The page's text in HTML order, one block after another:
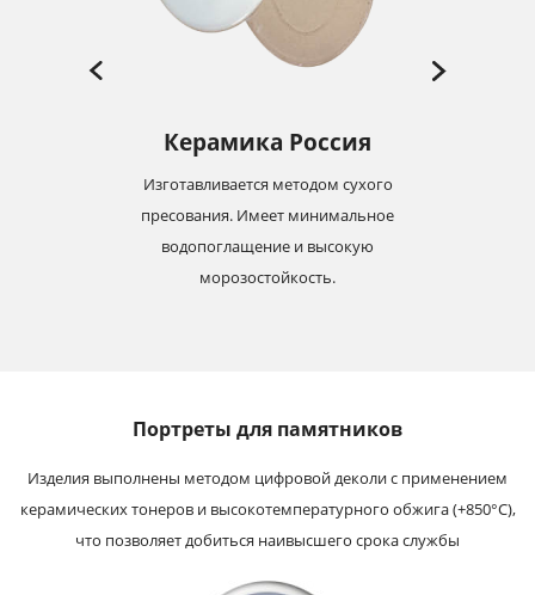
Керамика Россия
Изготавливается методом сухого
пресования. Имеет минимальное
водопоглащение и высокую
морозостойкость.
Портреты для памятников
Изделия выполнены методом цифровой деколи с применением
керамических тонеров и высокотемпературного обжига (+850°С),
что позволяет добиться наивысшего срока службы